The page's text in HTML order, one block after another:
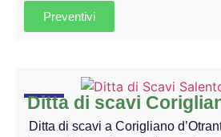
Preventivi
Ditta di scavi
Ditta di scavi a Corigliano